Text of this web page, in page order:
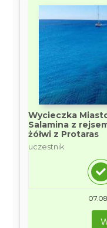
Wycieczka
Salamina z
żółwi z Protaras
uczestnik